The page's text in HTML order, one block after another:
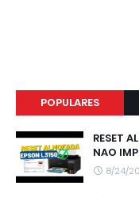
POPULARES
RESET
NAO
8/24/